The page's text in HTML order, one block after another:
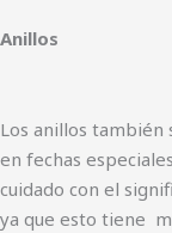
Anillos
Los anillos también
en fechas
cuidado con el
ya que esto tiene